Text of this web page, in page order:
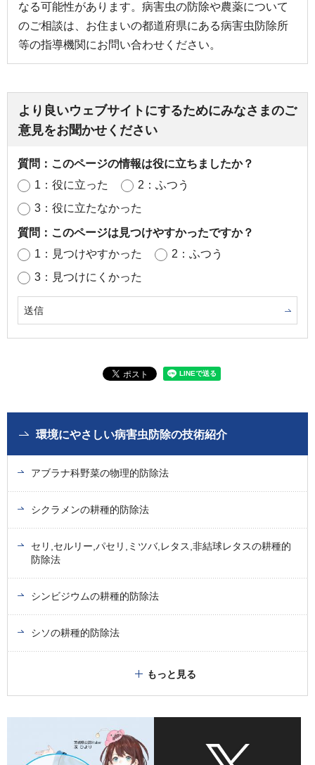
なる可能性があります。病害虫の防除や農薬について
のご相談は、お住まいの都道府県にある病害虫防除所
等の指導機関にお問い合わせください。
より良いウェブサイトにするためにみなさまのご
意見をお聞かせください
質問：このページの情報は役に立ちましたか？
1：役に立った
2：ふつう
3：役に立たなかった
質問：このページは見つけやすかったですか？
1：見つけやすかった
2：ふつう
3：見つけにくかった
環境にやさしい病害虫防除の技術紹介
アブラナ科野菜の物理的防除法
シクラメンの耕種的防除法
セリ,セルリー,パセリ,ミツバ,レタス,非結球レタスの耕種的
防除法
シンビジウムの耕種的防除法
シソの耕種的防除法
もっと見る